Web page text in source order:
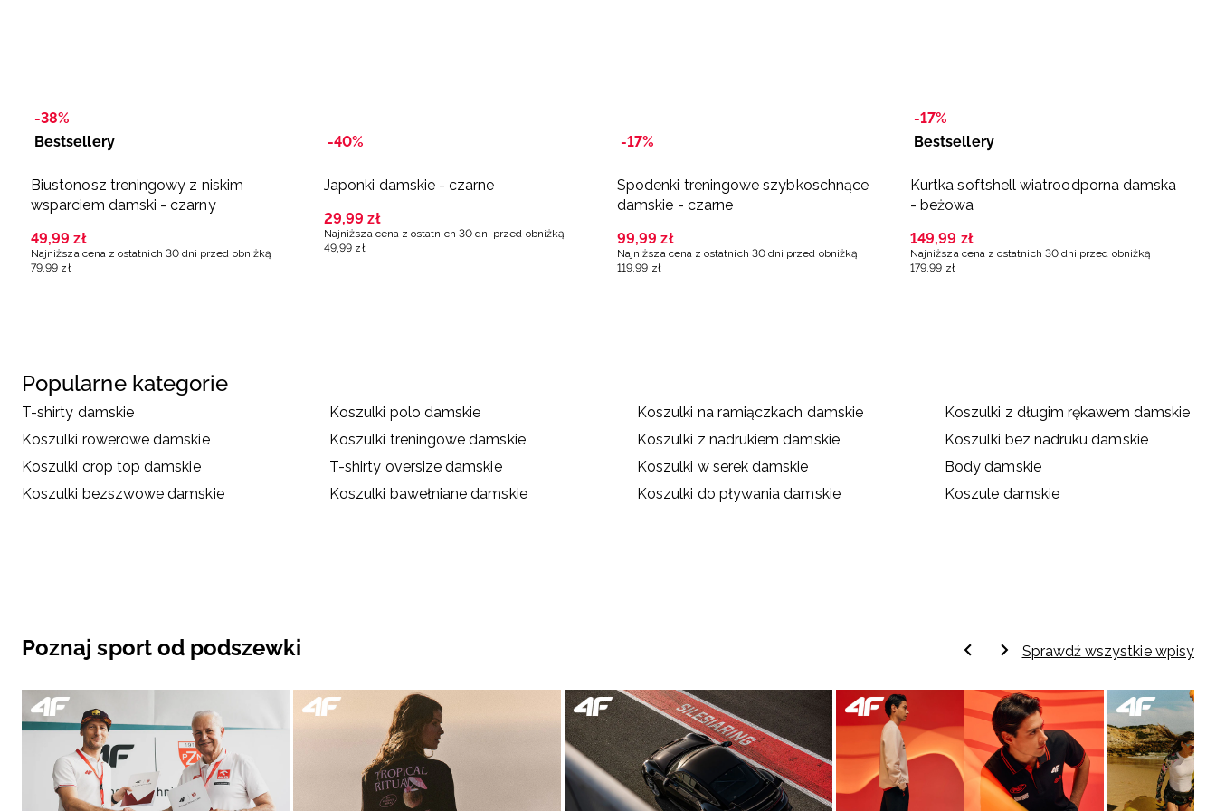
-38%
Bestsellery
Biustonosz treningowy z niskim
wsparciem damski - czarny
49,99 zł
Najniższa cena z ostatnich 30 dni przed obniżką
79 ,99 zł
-40%
Japonki damskie - czarne
29,99 zł
Najniższa cena z ostatnich 30 dni przed obniżką
49 ,99 zł
-17%
Spodenki treningowe szybkoschnące
damskie - czarne
99,99 zł
Najniższa cena z ostatnich 30 dni przed obniżką
119 ,99 zł
-17%
Bestsellery
Kurtka softshell wiatroodporna damska
- beżowa
149,99 zł
Najniższa cena z ostatnich 30 dni przed obniżką
179 ,99 zł
Popularne kategorie
T-shirty damskie Koszulki polo damskie Koszulki na ramiączkach damskie
Koszulki z długim rękawem damskie
Koszulki rowerowe damskie
Koszulki treningowe damskie Koszulki z nadrukiem damskie
Koszulki bez nadruku damskie
Koszulki crop top damskie
T-shirty oversize damskie Koszulki w serek damskie
Body damskie
Koszulki bezszwowe damskie
Koszulki bawełniane damskie Koszulki do pływania damskie Koszule damskie
Poznaj sport od podszewki Sprawdź wszystkie wpisy